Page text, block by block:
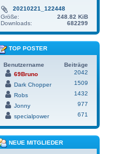
20210221_122448
Größe:
248.82 KiB
Downloads:
682299
TOP POSTER
Benutzername
Beiträge
69Bruno
2042
Dark Chopper
1509
Robs
1432
Jonny
977
specialpower
671
NEUE MITGLIEDER